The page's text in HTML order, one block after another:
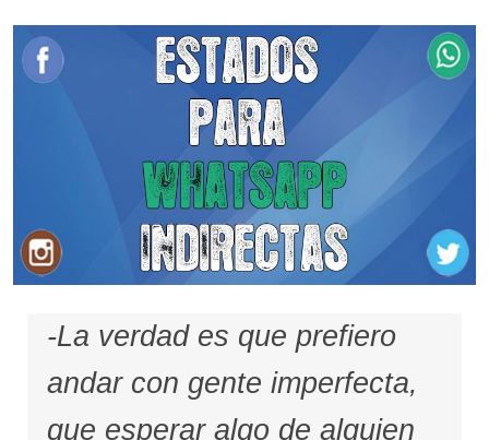
-La verdad es que prefiero
andar con gente imperfecta,
que esperar algo de alguien